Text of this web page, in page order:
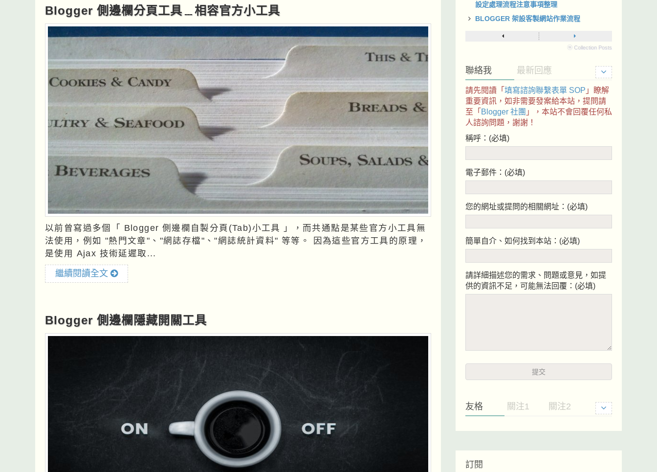
Blogger 側邊欄分頁工具﹍相容官方小工具
以前曾寫過多個「 Blogger 側邊欄自製分頁(Tab)小工具 」，而共通點是某些官方小工具無
法使用，例如 "熱門文章"、"網誌存檔"、"網誌統計資料" 等等。 因為這些官方工具的原理，
是使用 Ajax 技術延遲取...
繼續閱讀全文
Blogger 側邊欄隱藏開關工具
設定處理流程注意事項整理
BLOGGER 架設客製網站作業流程
ⓦ Collection Posts
聯絡我 最新回應
請先閱讀「 填寫諮詢聯繫表單 SOP 」瞭解
重要資訊，如非需要發案給本站，提問請
至「 Blogger 社團 」，本站不會回覆任何私
人諮詢問題，謝謝！
稱呼：(必填)
電子郵件：(必填)
您的網址或提問的相關網址：(必填)
簡單自介、如何找到本站：(必填)
請詳細描述您的需求、問題或意見，如提
供的資訊不足，可能無法回覆：(必填)
友格 關注1 關注2
訂閱